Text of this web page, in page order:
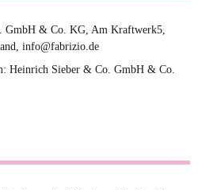
GmbH & Co. KG, Am Kraftwerk5,
info@fabrizio.de
Heinrich Sieber & Co. GmbH & Co.